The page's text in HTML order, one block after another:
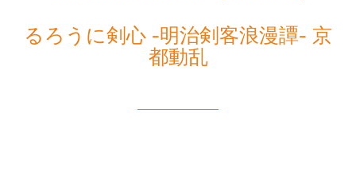
るろうに剣心 -明治剣客浪漫譚- 京
都動乱